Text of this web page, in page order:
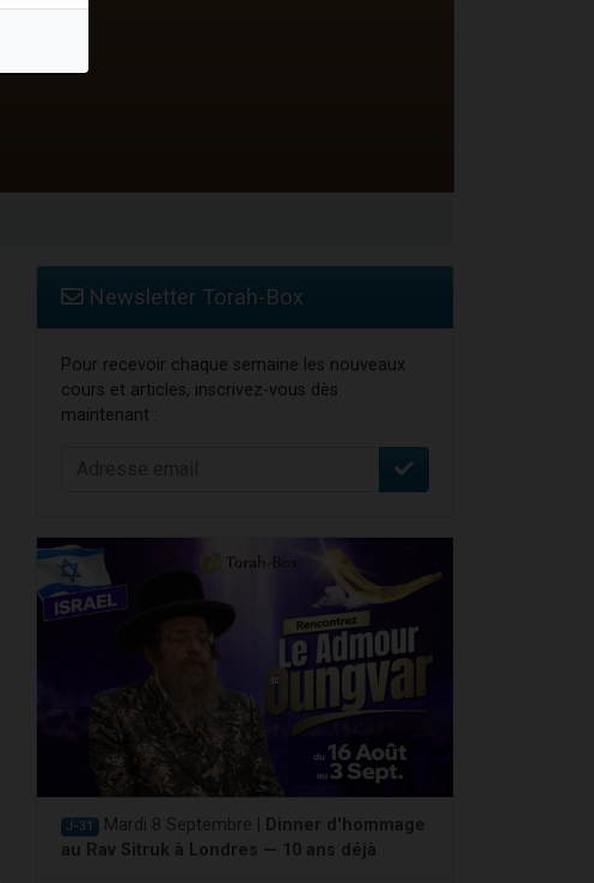
Newsletter Torah-Box
Pour recevoir chaque semaine les nouveaux
cours et articles, inscrivez-vous dès
maintenant :
J-31 Mardi 8 Septembre |
Dinner d'hommage
au Rav Sitruk à Londres — 10 ans déjà